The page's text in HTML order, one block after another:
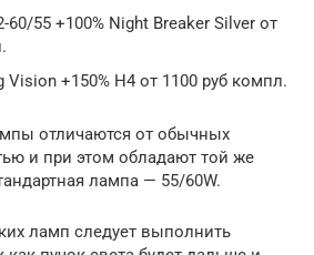
60/55 +100% Night Breaker Silver от
Vision +150% H4 от 1100 руб компл.
отличаются от обычных
и при этом обладают той же
лампа — 55/60W.
ламп следует выполнить